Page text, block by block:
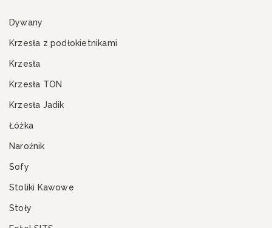
Dywany
Krzesła z podłokietnikami
Krzesła
Krzesła TON
Krzesła Jadik
Łóżka
Narożnik
Sofy
Stoliki Kawowe
Stoły